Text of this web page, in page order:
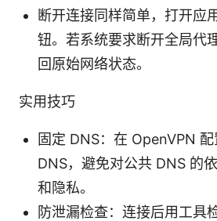
断开连接同样简单，打开应
钮。若系统要求断开全局代
回原始网络状态。
实用技巧
固定 DNS：在 OpenVPN
DNS，避免对公共 DNS 的
和隐私。
防泄漏检查：连接后用工具